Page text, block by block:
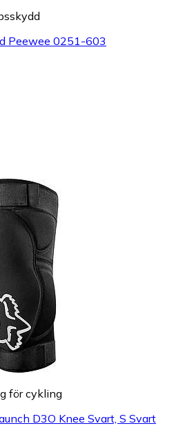
Peewee 0251-603
för cykling
D3O Knee Svart, S Svart